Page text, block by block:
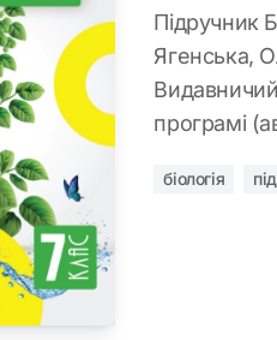
Підручник
Ягенська,
Видавничий
програмі
біологія